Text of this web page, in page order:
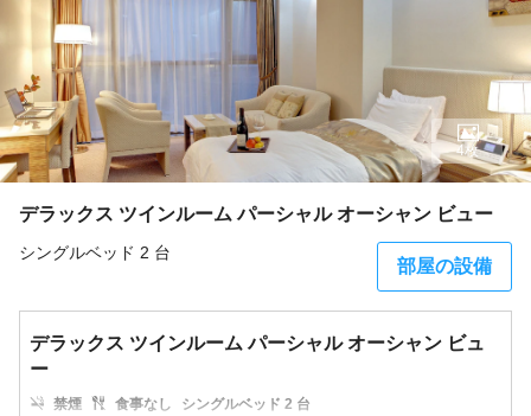
デラックス ツインルーム パーシャル オーシャン ビュー
シングルベッド 2 台
部屋の設備
4枚
デラックス ツインルーム パーシャル オーシャン ビュ
ー
禁煙 食事なし
シングルベッド 2 台